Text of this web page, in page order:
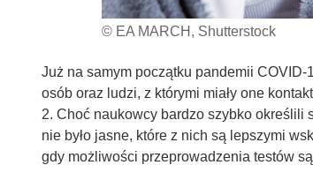
© EA MARCH, Shutterstock
Już na samym początku pandemii
osób oraz ludzi, z którymi miały one
2. Choć naukowcy bardzo szybko określili
nie było jasne, które z nich są lepszymi
gdy możliwości przeprowadzenia testów